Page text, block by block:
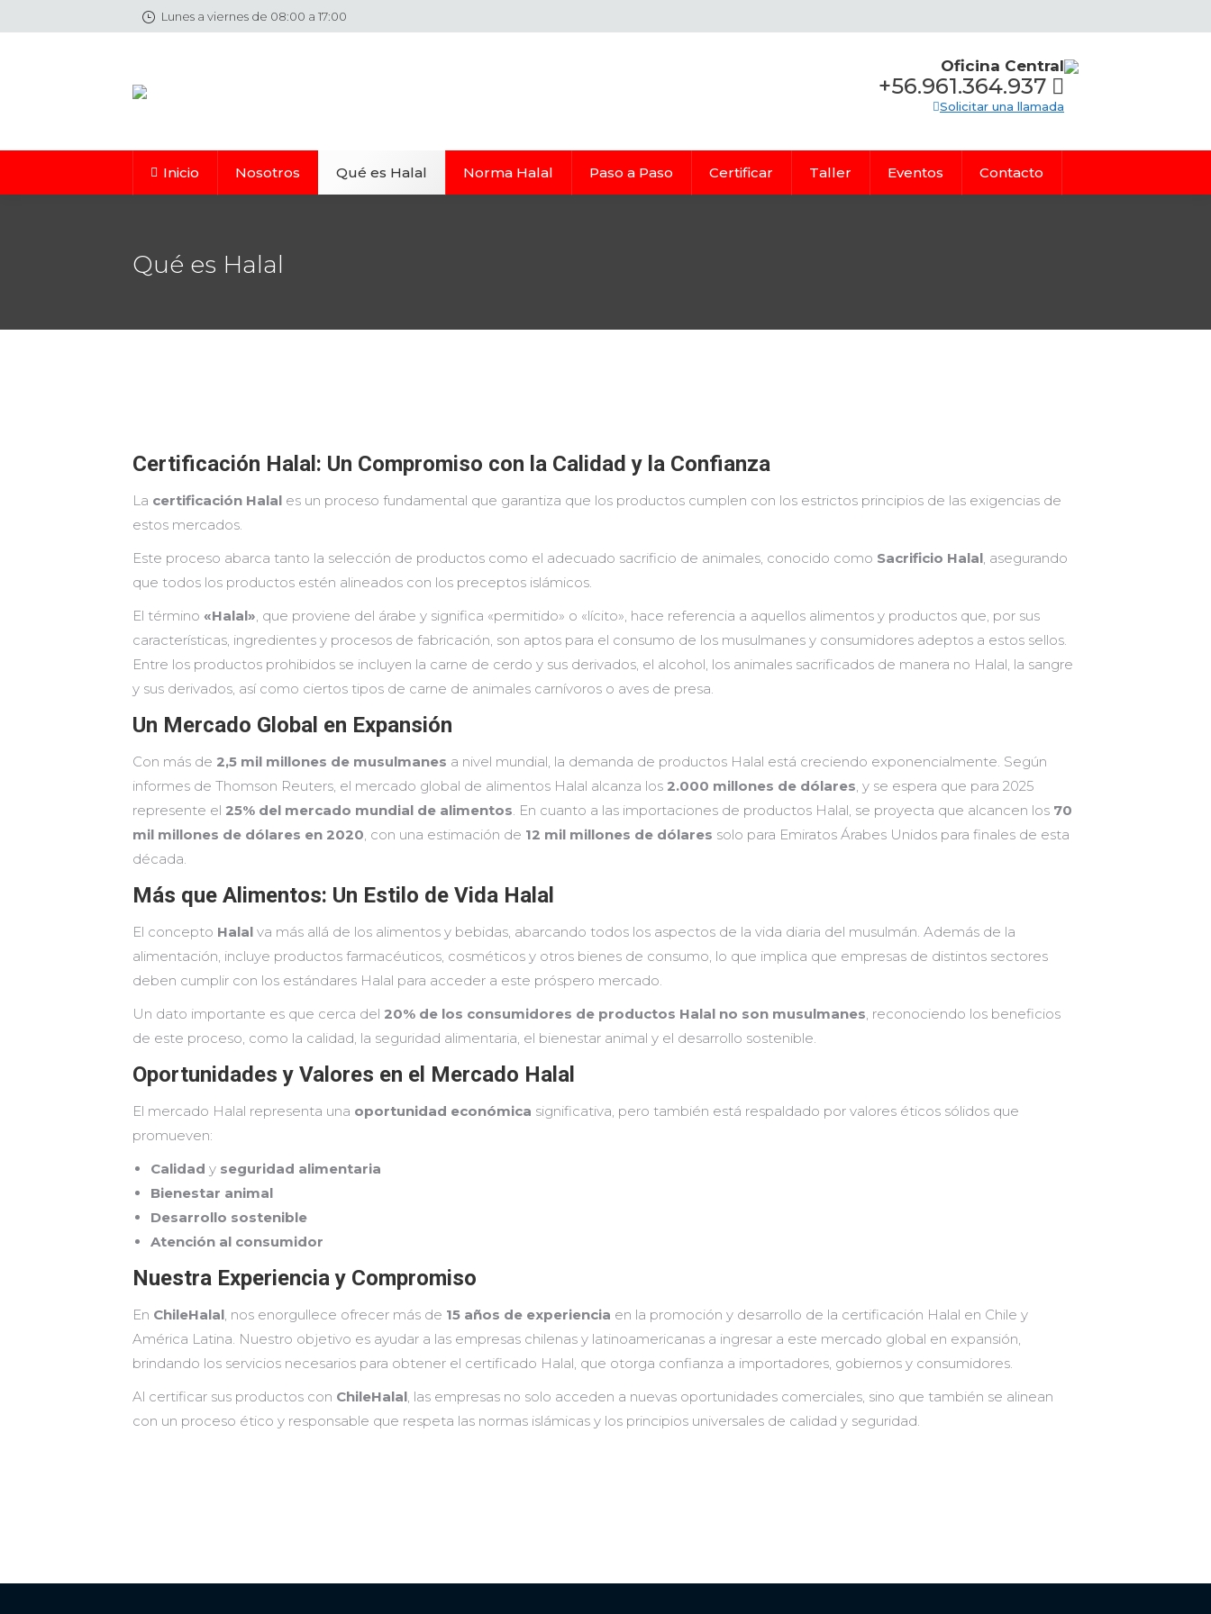
Lunes a viernes de 08:00 a 17:00
Oficina Central
+56.961.364.937
Solicitar una llamada
Inicio Nosotros Qué es Halal Norma Halal Paso a Paso Certificar Taller Eventos Contacto
Qué es Halal
Certificación Halal: Un Compromiso con la Calidad y la Confianza
La certificación Halal es un proceso fundamental que garantiza que los productos cumplen con los estrictos principios de las exigencias de
estos mercados.
Este proceso abarca tanto la selección de productos como el adecuado sacrificio de animales, conocido como Sacrificio Halal, asegurando
que todos los productos estén alineados con los preceptos islámicos.
El término «Halal», que proviene del árabe y significa «permitido» o «lícito», hace referencia a aquellos alimentos y productos que, por sus
características, ingredientes y procesos de fabricación, son aptos para el consumo de los musulmanes y consumidores adeptos a estos sellos.
Entre los productos prohibidos se incluyen la carne de cerdo y sus derivados, el alcohol, los animales sacrificados de manera no Halal, la sangre
y sus derivados, así como ciertos tipos de carne de animales carnívoros o aves de presa.
Un Mercado Global en Expansión
Con más de 2,5 mil millones de musulmanes a nivel mundial, la demanda de productos Halal está creciendo exponencialmente. Según
informes de Thomson Reuters, el mercado global de alimentos Halal alcanza los 2.000 millones de dólares, y se espera que para 2025
represente el 25% del mercado mundial de alimentos. En cuanto a las importaciones de productos Halal, se proyecta que alcancen los 70
mil millones de dólares en 2020, con una estimación de 12 mil millones de dólares solo para Emiratos Árabes Unidos para finales de esta
década.
Más que Alimentos: Un Estilo de Vida Halal
El concepto Halal va más allá de los alimentos y bebidas, abarcando todos los aspectos de la vida diaria del musulmán. Además de la
alimentación, incluye productos farmacéuticos, cosméticos y otros bienes de consumo, lo que implica que empresas de distintos sectores
deben cumplir con los estándares Halal para acceder a este próspero mercado.
Un dato importante es que cerca del 20% de los consumidores de productos Halal no son musulmanes, reconociendo los beneficios
de este proceso, como la calidad, la seguridad alimentaria, el bienestar animal y el desarrollo sostenible.
Oportunidades y Valores en el Mercado Halal
El mercado Halal representa una oportunidad económica significativa, pero también está respaldado por valores éticos sólidos que
promueven:
Calidad y seguridad alimentaria
Bienestar animal
Desarrollo sostenible
Atención al consumidor
Nuestra Experiencia y Compromiso
En ChileHalal, nos enorgullece ofrecer más de 15 años de experiencia en la promoción y desarrollo de la certificación Halal en Chile y
América Latina. Nuestro objetivo es ayudar a las empresas chilenas y latinoamericanas a ingresar a este mercado global en expansión,
brindando los servicios necesarios para obtener el certificado Halal, que otorga confianza a importadores, gobiernos y consumidores.
Al certificar sus productos con ChileHalal, las empresas no solo acceden a nuevas oportunidades comerciales, sino que también se alinean
con un proceso ético y responsable que respeta las normas islámicas y los principios universales de calidad y seguridad.